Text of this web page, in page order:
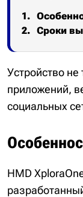
Сроки
Устройство не
приложений,
социальных
HMD